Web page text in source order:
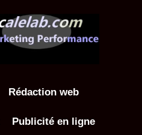
Rédaction web
Publicité en ligne